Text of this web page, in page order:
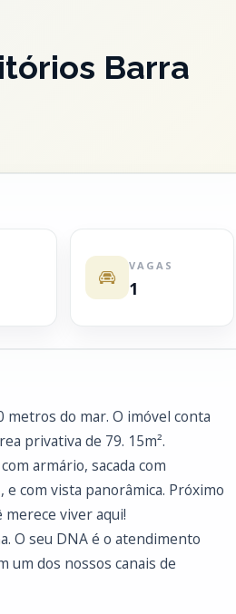
Barra
VAGAS
1
do mar. O imóvel conta
privativa de 79. 15m².
armário, sacada com
com vista panorâmica. Próximo
merece viver aqui!
O seu DNA é o atendimento
um dos nossos canais de